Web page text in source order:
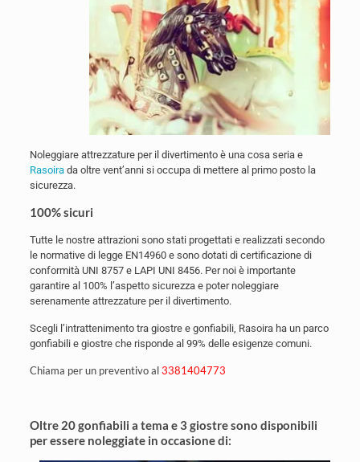
Noleggiare attrezzature per il divertimento è una cosa seria e
Rasoirada oltre vent’anni si occupa di mettere al primo posto la
sicurezza.
100% sicuri
Tutte le nostre attrazioni sono stati progettati e realizzati secondo
le normative di legge EN14960 e sono dotati di certificazione di
conformità UNI 8757 e LAPI UNI 8456. Per noi è importante
garantire al 100% l’aspetto sicurezza e poter noleggiare
serenamente attrezzature per il divertimento.
Scegli l’intrattenimento tra giostre e gonfiabili, Rasoira ha un parco
gonfiabili e giostre che risponde al 99% delle esigenze comuni.
Chiama per un preventivo al3381404773
Oltre 20 gonfiabili a tema e 3 giostre sono disponibili
per essere noleggiate in occasione di: